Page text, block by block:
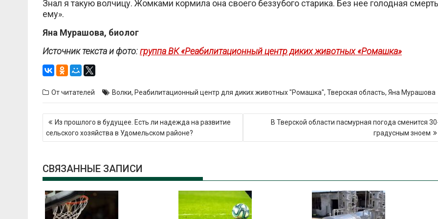
Знал я такую волчицу. Жомками кормила она своего беззубого старика. Без нее голодная смерть
ему».
Яна Мурашова, биолог
Источник текста и фото:группа ВК «Реабилитационный центр диких животных «Ромашка»
От читателей Волки, Реабилитационный центр для диких животных "Ромашка", Тверская область, Яна Мурашова
Навигация
по
записям
Из прошлого в будущее. Есть ли надежда на развитие
сельского хозяйства в Удомельском районе?
В Тверской области пасмурная погода сменится
градусным зноем
СВЯЗАННЫЕ ЗАПИСИ